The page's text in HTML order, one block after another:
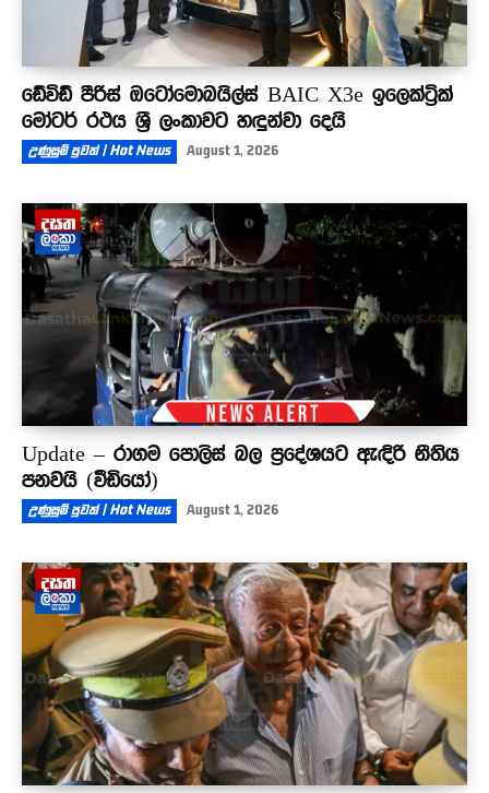
ඩේවිඩ් පීරිස් ඔටෝමොබයිල්ස් BAIC X3e ඉලෙක්ට්‍රික්
මෝටර් රථය ශ්‍රී ලංකාවට හඳුන්වා දෙයි
උණුසුම් පුවත් | Hot News August 1, 2026
Update – රාගම පොලිස් බල ප්‍රදේශයට ඇඳිරි නීතිය
පනවයි (වීඩියෝ)
උණුසුම් පුවත් | Hot News August 1, 2026